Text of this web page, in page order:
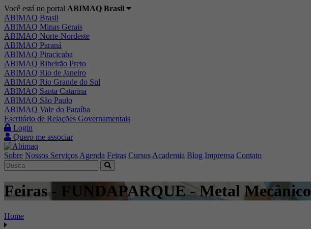
Você está no portal ABIMAQ Brasil
ABIMAQ Brasil
ABIMAQ Minas Gerais
ABIMAQ Norte-Nordeste
ABIMAQ Paraná
ABIMAQ Piracicaba
ABIMAQ Ribeirão Preto
ABIMAQ Rio de Janeiro
ABIMAQ Rio Grande do Sul
ABIMAQ Santa Catarina
ABIMAQ São Paulo
ABIMAQ Vale do Paraíba
Escritório de Relações Governamentais
Login
Quero me associar
Sobre Nossos Serviços Agenda Feiras Cursos Academia Blog Imprensa Contato
Feiras - FUNDAPARQUE - Metal Mecânico
Home